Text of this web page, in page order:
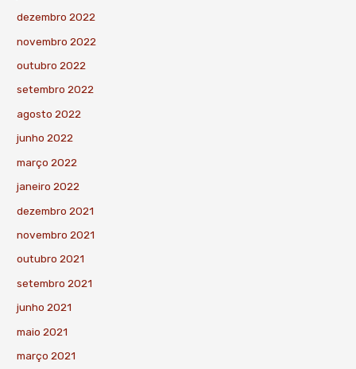
dezembro 2022
novembro 2022
outubro 2022
setembro 2022
agosto 2022
junho 2022
março 2022
janeiro 2022
dezembro 2021
novembro 2021
outubro 2021
setembro 2021
junho 2021
maio 2021
março 2021